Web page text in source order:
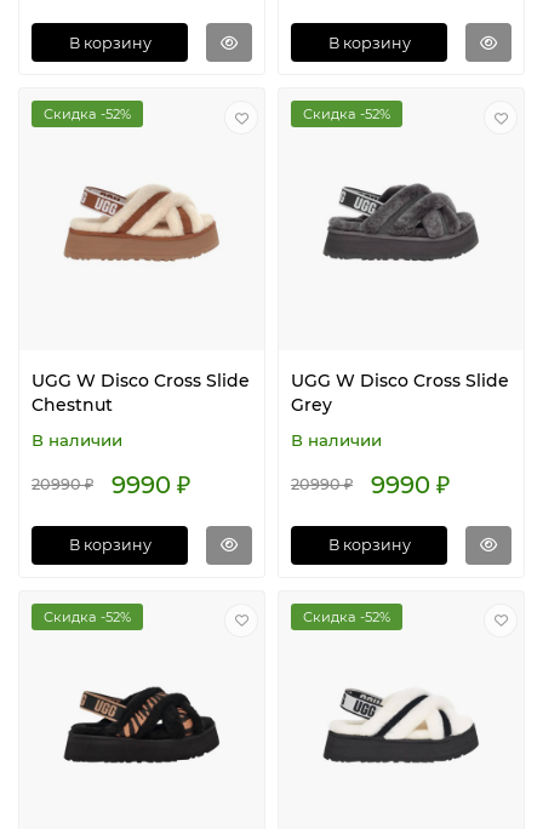
В корзину В корзину
Скидка -52%
UGG W Disco Cross Slide
Chestnut
В наличии
20990 ₽ 9990 ₽
В корзину
Скидка -52%
UGG W Disco Cross Slide
Grey
В наличии
20990 ₽ 9990 ₽
В корзину
Скидка -52% Скидка -52%